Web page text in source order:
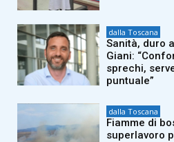
dalla Toscana
Sanità, duro
Giani:
sprechi,
puntuale”
dalla Toscana
Fiamme di
superlavoro